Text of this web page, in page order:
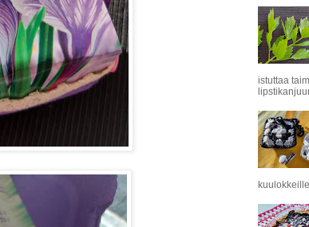
istuttaa